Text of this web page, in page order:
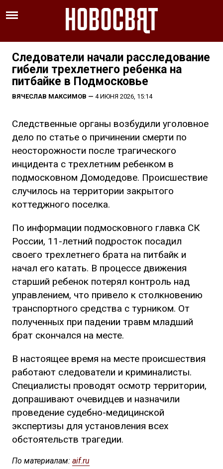
Следователи начали расследование
гибели трехлетнего ребенка на
питбайке в Подмосковье
ВЯЧЕСЛАВ МАКСИМОВ — 4 ИЮНЯ 2026, 15:14
Следственные органы возбудили уголовное
дело по статье о причинении смерти по
неосторожности после трагического
инцидента с трехлетним ребенком в
подмосковном Домодедове. Происшествие
случилось на территории закрытого
коттеджного поселка.
По информации подмосковного главка СК
России, 11-летний подросток посадил
своего трехлетнего брата на питбайк и
начал его катать. В процессе движения
старший ребенок потерял контроль над
управлением, что привело к столкновению
транспортного средства с турником. От
полученных при падении травм младший
брат скончался на месте.
В настоящее время на месте происшествия
работают следователи и криминалисты.
Специалисты проводят осмотр территории,
допрашивают очевидцев и назначили
проведение судебно-медицинской
экспертизы для установления всех
обстоятельств трагедии.
По материалам: aif.ru